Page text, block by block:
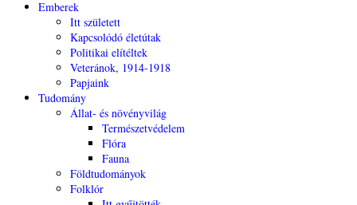
Emberek
Itt született
Kapcsolódó életútak
Politikai elítéltek
Veteránok, 1914-1918
Papjaink
Tudomány
Állat- és növényvilág
Természetvédelem
Flóra
Fauna
Földtudományok
Folklór